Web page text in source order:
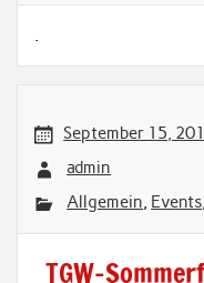
.
September 15,
admin
Allgemein, Events,
TGW-